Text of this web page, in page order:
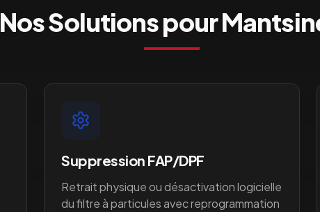
Nos Solutions pour
Suppression FAP/DPF
Retrait physique ou désactivation logicielle
du filtre à particules avec reprogrammation